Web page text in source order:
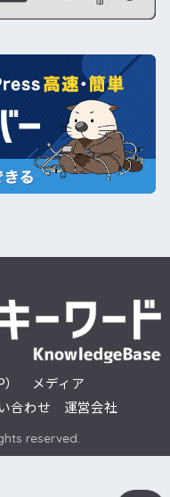
メディア
合わせ 運営会社
reserved.